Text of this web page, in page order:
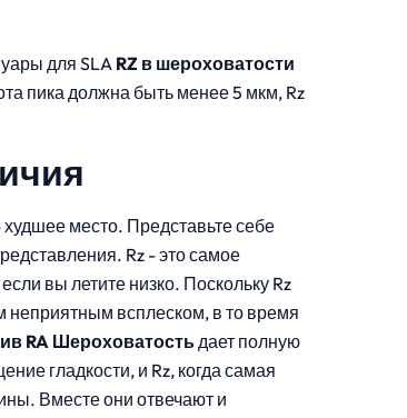
для SLA RZ в шероховатости
пика должна быть менее 5 мкм, Rz
худшее место. Представьте себе
Rz - это самое
вы летите низко. Поскольку Rz
неприятным всплеском, в то время
RA Шероховатостьдает полную
гладкости, и Rz, когда самая
Вместе они отвечают и